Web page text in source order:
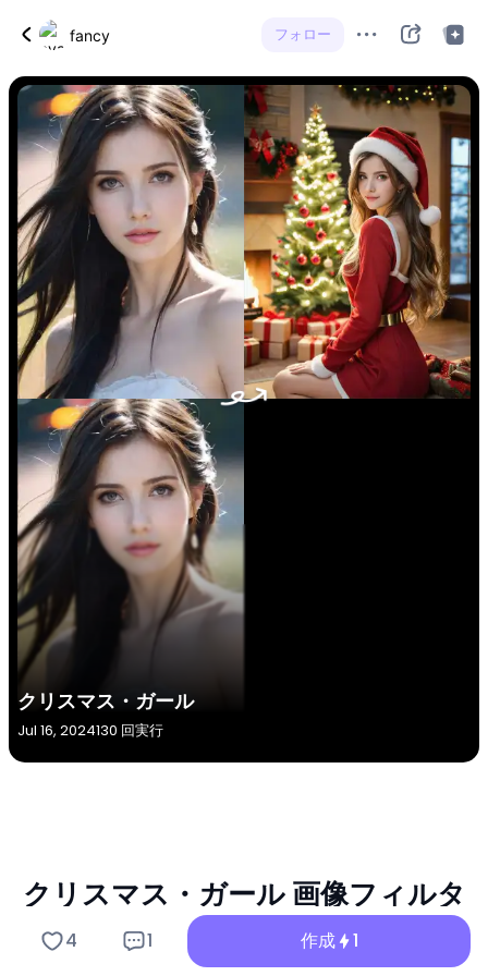
fancy フォロー
クリスマス・ガール
Jul 16, 2024130 回実行
クリスマス・ガール 画像フィルタ
ーの主要機能
4 1 作成 1